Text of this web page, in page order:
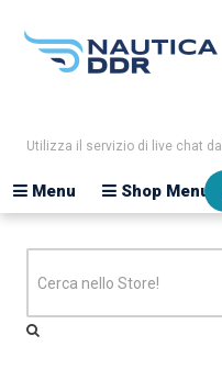
Utilizza il servizio di live chat
Shop Menu
Menu